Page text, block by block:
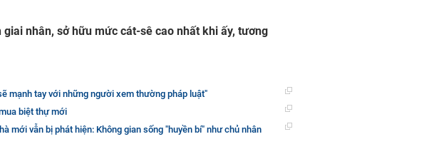
nhân, sở hữu mức cát-sê cao nhất khi ấy, tương
mạnh tay với những người xem thường pháp luật"
biệt thự mới
mới vẫn bị phát hiện: Không gian sống "huyền bí" như chủ nhân